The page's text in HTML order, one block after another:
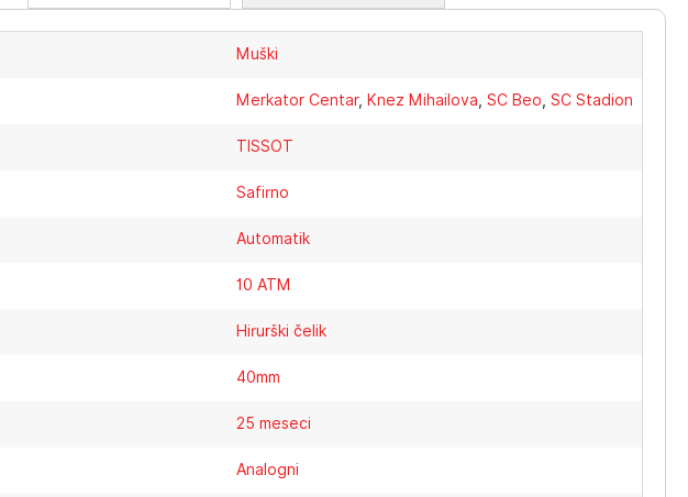
Muški
Merkator Centar,Knez Mihailova ,SC Beo ,SC Stadion
TISSOT
Safirno
Automatik
10 ATM
Hirurški čelik
40mm
25 meseci
Analogni